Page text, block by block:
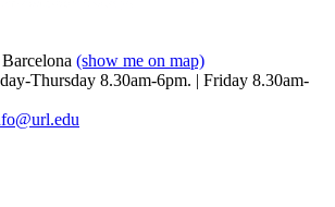
(show me on map)
Thursday 8.30am-6pm. | Friday 8.30am-